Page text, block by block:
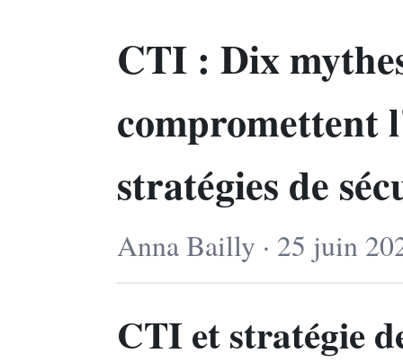
CTI : Dix
compromettent
stratégies de
Anna Bailly · 25 juin
CTI et stratégie